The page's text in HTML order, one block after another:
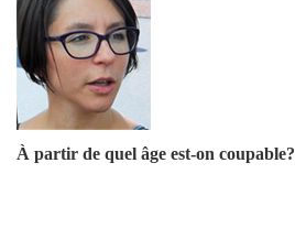
À partir de quel âge est-on coupable?